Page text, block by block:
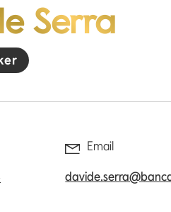
Serra
Email